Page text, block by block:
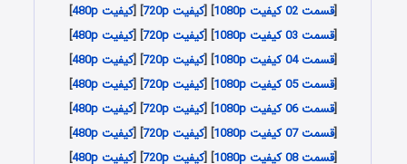
[قسمت 02 کیفیت 1080p ] [کیفیت 720p ] [کیفیت 480p
]
[قسمت 03 کیفیت 1080p ] [کیفیت 720p ] [کیفیت 480p
]
[قسمت 04 کیفیت 1080p ] [کیفیت 720p ] [کیفیت 480p
]
[قسمت 05 کیفیت 1080p ] [کیفیت 720p ] [کیفیت 480p
]
[قسمت 06 کیفیت 1080p ] [کیفیت 720p ] [کیفیت 480p
]
[قسمت 07 کیفیت 1080p ] [کیفیت 720p ] [کیفیت 480p
]
[قسمت 08 کیفیت 1080p ] [کیفیت 720p ] [کیفیت 480p ]